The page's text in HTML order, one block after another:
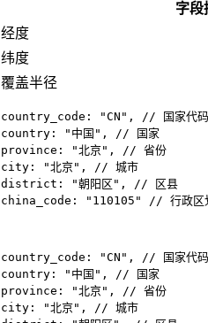
字段
经度
纬度
覆盖半径
country_code: "CN", // 国家代码
country: "中国", // 国家
province: "北京", // 省份
city: "北京", // 城市
district: "朝阳区", // 区县
china_code: "110105" // 行政区
country_code: "CN", // 国家代码
country: "中国", // 国家
province: "北京", // 省份
city: "北京", // 城市